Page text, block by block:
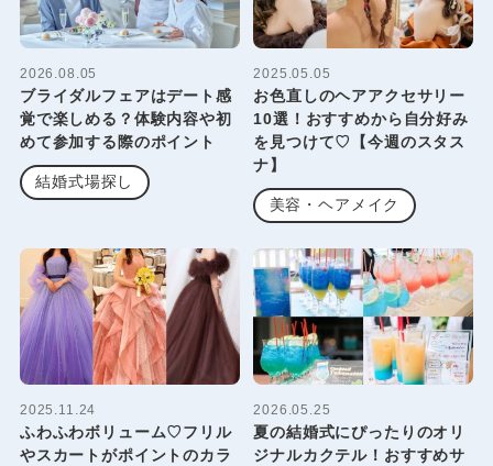
2026.08.05
ブライダルフェアはデート感
覚で楽しめる？体験内容や初
めて参加する際のポイント
結婚式場探し
2025.05.05
お色直しのヘアアクセサリー
10選！おすすめから自分好み
を見つけて♡【今週のスタス
ナ】
美容・ヘアメイク
2025.11.24
ふわふわボリューム♡フリル
やスカートがポイントのカラ
2026.05.25
夏の結婚式にぴったりのオリ
ジナルカクテル！おすすめサ